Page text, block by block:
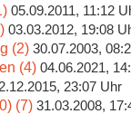
05.09.2011, 11:12
03.03.2012, 19:08
(2) 30.07.2003,
(4) 04.06.2021,
23:07 Uhr
(7) 31.03.2008,